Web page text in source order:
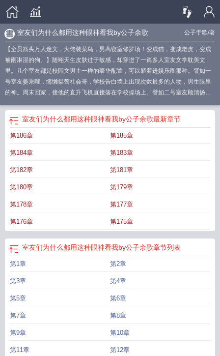
公子于歌/著
室友们为什么都用这种眼神看我by公子余歌
【全员箭头万人迷文，大佬装菜鸟，男高寝室修罗场！变成猫，变成老虎，变成
被雨淋湿的狗。】随翊天生皮肤过于敏感，却穿进了一篇多人室友文学耽美文
里。几个室友都是校园文男主一样的豪华配置，可以躺着进娱乐圈那种。譬如一
号室友姜乘曜，慵懒桀骜社会哥，学校告白墙上出现次数最多的人物，男生眼里
的神。周末回家，接他的直升飞机直接落在学校操场上。譬如二号室友顾清扬，
的范儿，是所有女生爱慕的男神，坐加长版宾利上下学。譬如三号室友凌雪竹，
孤僻阴翳，气质型，瘸了一条腿，也瘸了一颗心，是所有人心目中的学神。据说
他手腕上一块表，就能买市中心一套房。他们有钱，有颜，人气逆天。一个宿舍
舍》的冷门直播类综艺。网友纷纷感慨：“他和这个宿舍真的格格不入啊。”“住在
这么优秀的宿舍里，他应该压力很大吧？”“怜爱了，他会成为有史以来人气最低的
了。”四个人的恋爱太拥挤危险，他立志要做室友文学里的路人。当一号室友在篮
球场上被爱慕和尖叫声包围的时候，他跟着人群一起喊：“哇，曜哥也太帅了吧。”
号室友示爱的时候，他感慨：“这么多人喜欢扬哥，我好羡慕啊。”说完发了个哈
欠，趴在桌子上睡起了觉。顾清扬：“……”月考放榜，看到学霸又是宿舍第一，他
终于放心了：“雪哥才是我们宿舍最厉害的男人！”众人纷纷感慨：“怜爱了，可怜
的转校生成了大佬对照组惹。”“怜爱了，可怜的转校生成了帮室友们转交情书的工
具人了惹！”直到有次暴雨天，几个人一同冒雨跑回宿舍里，众人却发现摘掉黑框
眼镜，捋起额发的随翊，眉眼竟是惊为天人的秀美。大家熬通宵没解开一道数学
一段视频，传言那个大提琴拉的惊绝绝艳的男孩，是随翊。传言还未被证实，篮
球板。众人：“？？？！！！”网友们很快就发现，这个直播栏目渐渐变了味道。譬
如随翊早晨起来，都在纠结他桌子上的几份早餐，他应该吃哪一份。下雨天，室
收到的一堆情书回宿舍的时候，宿舍里总是醋味弥漫。随翊渐渐发现，他的舍友
室友们为什么都用这种眼神看我by公子余歌最新章节
第186章 第185章
第184章 第183章
第182章 第181章
第180章 第179章
第178章 第177章
第176章 第175章
室友们为什么都用这种眼神看我by公子余歌章节列表
第1章 第2章
第3章 第4章
第5章 第6章
第7章 第8章
第9章 第10章
第11章 第12章